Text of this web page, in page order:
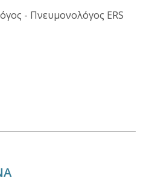
- Πνευμονολόγος ERS